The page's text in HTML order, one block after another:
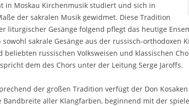
in Moskau Kirchenmusik studiert und sich in
der sakralen Musik gewidmet. Diese Tradition
liturgischer Gesänge folgend pflegt das heutige
sakrale Gesänge aus der russisch-orthodoxen
beliebten russischen Volksweisen und klassischen
dem des Chors unter der Leitung Serge Jaroffs.
der großen Tradition verfügt der Don
Bandbreite aller Klangfarben, beginnend mit der